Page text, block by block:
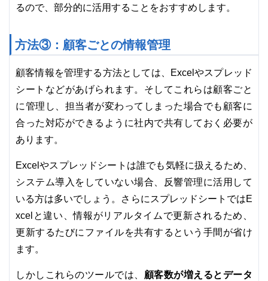
るので、部分的に活用することをおすすめします。
方法③：顧客ごとの情報管理
顧客情報を管理する方法としては、Excelやスプレッド
シートなどがあげられます。そしてこれらは顧客ごと
に管理し、担当者が変わってしまった場合でも顧客に
合った対応ができるように社内で共有しておく必要が
あります。
Excelやスプレッドシートは誰でも気軽に扱えるため、
システム導入をしていない場合、反響管理に活用して
いる方は多いでしょう。さらにスプレッドシートではE
xcelと違い、情報がリアルタイムで更新されるため、
更新するたびにファイルを共有するという手間が省け
ます。
しかしこれらのツールでは、 顧客数が増えるとデータ